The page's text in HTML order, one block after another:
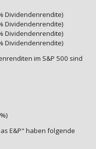
Dividendenrendite)
Dividendenrendite)
Dividendenrendite)
Dividendenrendite)
im S&P 500 sind
E&P" haben folgende